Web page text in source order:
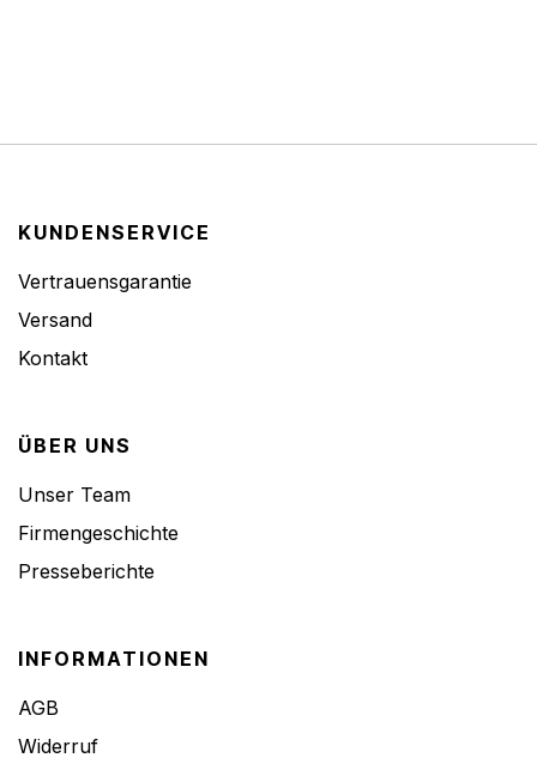
KUNDENSERVICE
Vertrauensgarantie
Versand
Kontakt
ÜBER UNS
Unser Team
Firmengeschichte
Presseberichte
INFORMATIONEN
AGB
Widerruf